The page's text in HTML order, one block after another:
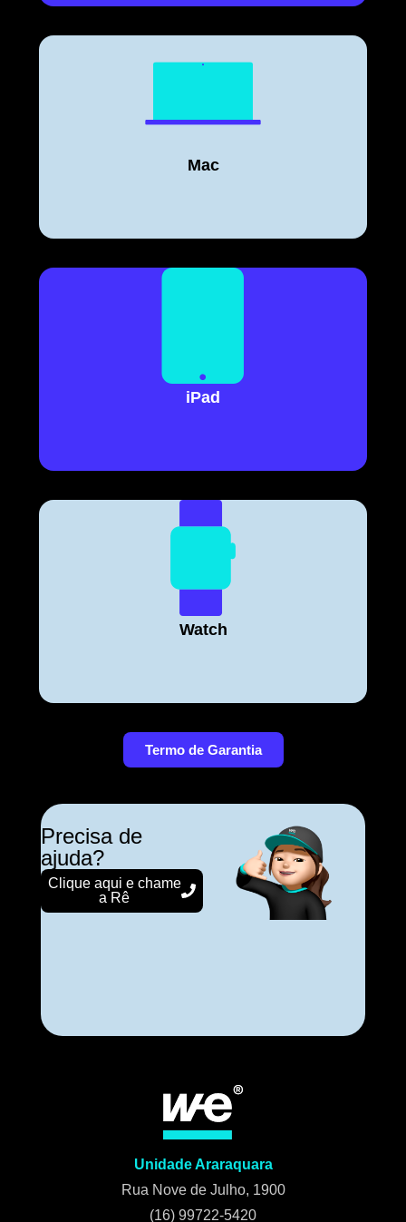
Mac
iPad
Watch
Termo de Garantia
Precisa de
ajuda?
Clique aqui e chame
a Rê
Unidade Araraquara
Rua Nove de Julho, 1900
(16) 99722-5420